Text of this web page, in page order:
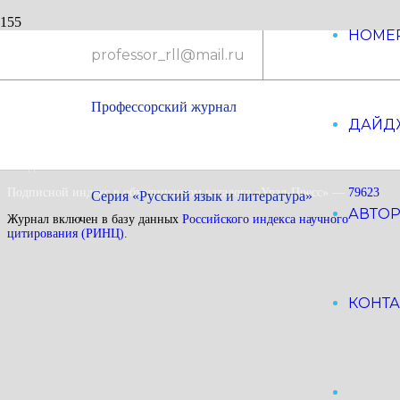
professor_rll@mail.ru
Профессорский журнал
Серия «Русский язык и литература»
Адрес: 115035 г. Москва,
Подписной индекс в объединенном каталоге «Урал-Пресс» — 79623
Журнал включен в базу данных Российского индекса научного
цитирования (РИНЦ).